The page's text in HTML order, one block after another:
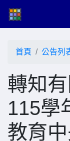
首頁 公告列
轉知
115學
教育